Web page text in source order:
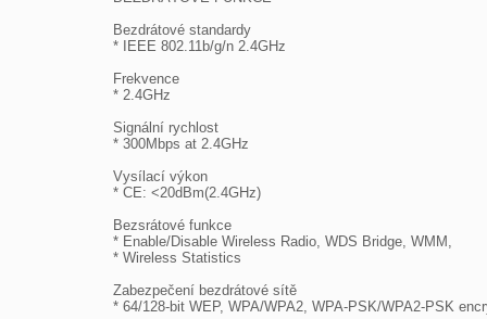
Bezdrátové standardy
* IEEE 802.11b/g/n 2.4GHz
Frekvence
* 2.4GHz
Signální rychlost
* 300Mbps at 2.4GHz
Vysílací výkon
* CE: <20dBm(2.4GHz)
Bezsrátové funkce
* Enable/Disable Wireless Radio, WDS Bridge, WMM,
* Wireless Statistics
Zabezpečení bezdrátové sítě
* 64/128-bit WEP, WPA/WPA2, WPA-PSK/WPA2-PSK